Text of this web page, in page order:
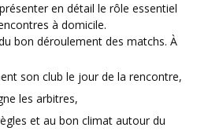
à domicile.
bon déroulement des matchs. À
son club le jour de la rencontre,
les arbitres,
et au bon climat autour du